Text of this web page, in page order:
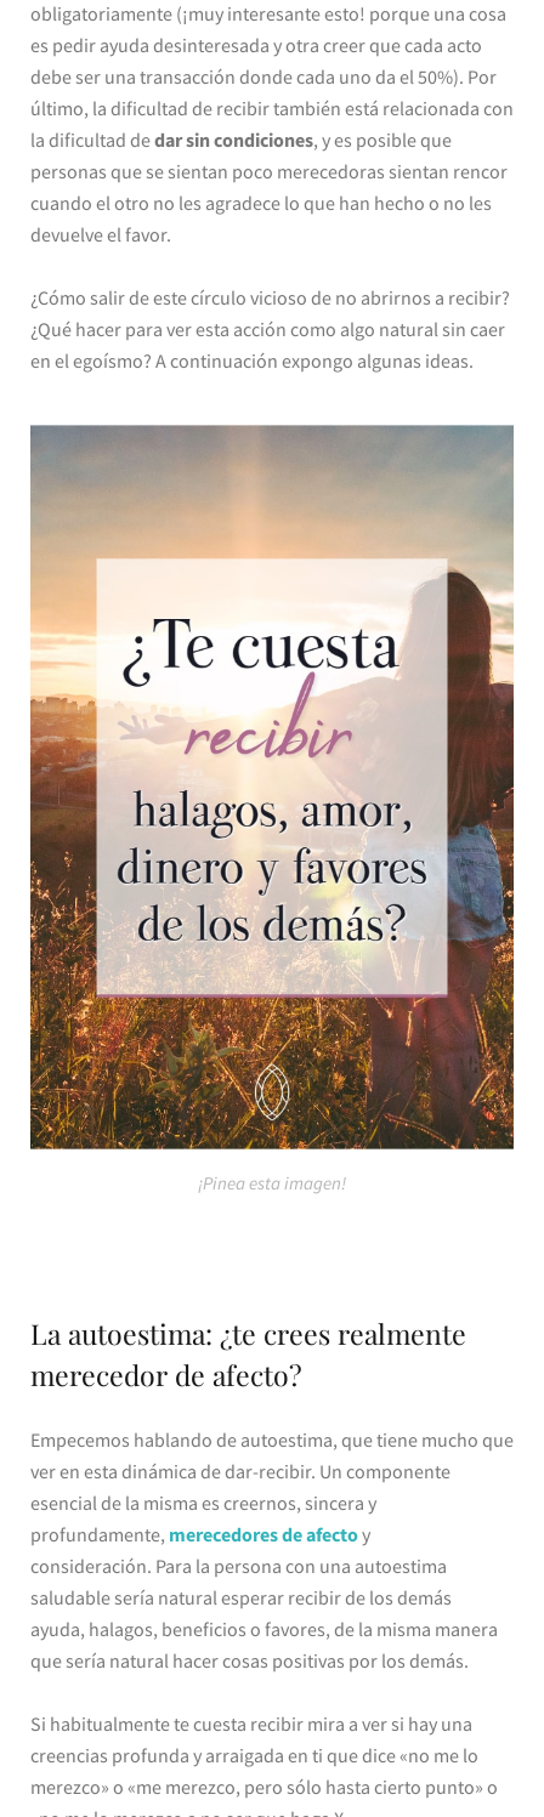
obligatoriamente (¡muy interesante esto! porque una cosa
es pedir ayuda desinteresada y otra creer que cada acto
debe ser una transacción donde cada uno da el 50%). Por
último, la dificultad de recibir también está relacionada con
la dificultad dedar sin condiciones, y es posible que
personas que se sientan poco merecedoras sientan rencor
cuando el otro no les agradece lo que han hecho o no les
devuelve el favor.
¿Cómo salir de este círculo vicioso de no abrirnos a recibir?
¿Qué hacer para ver esta acción como algo natural sin caer
en el egoísmo? A continuación expongo algunas ideas.
¡Pinea esta imagen!
La autoestima: ¿te crees realmente
merecedor de afecto?
Empecemos hablando de autoestima, que tiene mucho que
ver en esta dinámica de dar-recibir. Un componente
esencial de la misma es creernos, sincera y
profundamente, merecedores de afectoy
consideración. Para la persona con una autoestima
saludable sería natural esperar recibir de los demás
ayuda, halagos, beneficios o favores, de la misma manera
que sería natural hacer cosas positivas por los demás.
Si habitualmente te cuesta recibir mira a ver si hay una
creencias profunda y arraigada en ti que dice «no me lo
merezco» o «me merezco, pero sólo hasta cierto punto» o